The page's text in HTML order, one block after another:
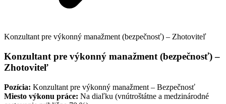
Konzultant pre výkonný manažment (bezpečnosť) – Zhotoviteľ
Konzultant pre výkonný manažment (bezpečnosť) –
Zhotoviteľ
Pozícia: Konzultant pre výkonný manažment – Bezpečnosť
Miesto výkonu práce: Na diaľku (vnútroštátne a medzinárodné